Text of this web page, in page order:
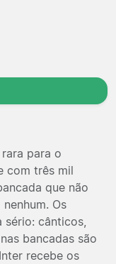
para o
com três mil
que não
Os
cânticos,
bancadas são
recebe os